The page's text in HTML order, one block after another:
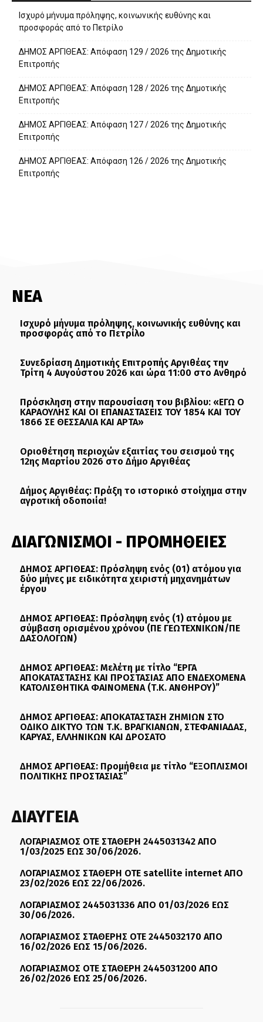
Ισχυρό μήνυμα πρόληψης, κοινωνικής ευθύνης και
προσφοράς από το Πετρίλο
ΔΗΜΟΣ ΑΡΓΙΘΕΑΣ: Απόφαση 129 / 2026 της Δημοτικής
Επιτροπής
ΔΗΜΟΣ ΑΡΓΙΘΕΑΣ: Απόφαση 128 / 2026 της Δημοτικής
Επιτροπής
ΔΗΜΟΣ ΑΡΓΙΘΕΑΣ: Απόφαση 127 / 2026 της Δημοτικής
Επιτροπής
ΔΗΜΟΣ ΑΡΓΙΘΕΑΣ: Απόφαση 126 / 2026 της Δημοτικής
Επιτροπής
ΝΕΑ
Ισχυρό μήνυμα πρόληψης, κοινωνικής ευθύνης και
προσφοράς από το Πετρίλο
Συνεδρίαση Δημοτικής Επιτροπής Αργιθέας την
Τρίτη 4 Αυγούστου 2026 και ώρα 11:00 στο Ανθηρό
Πρόσκληση στην παρουσίαση του βιβλίου: «ΕΓΩ Ο
ΚΑΡΑΟΥΛΗΣ ΚΑΙ ΟΙ ΕΠΑΝΑΣΤΑΣΕΙΣ ΤΟΥ 1854 ΚΑΙ ΤΟΥ
1866 ΣΕ ΘΕΣΣΑΛΙΑ ΚΑΙ ΑΡΤΑ»
Οριοθέτηση περιοχών εξαιτίας του σεισμού της
12ης Μαρτίου 2026 στο Δήμο Αργιθέας
Δήμος Αργιθέας: Πράξη το ιστορικό στοίχημα στην
αγροτική οδοποιία!
ΔΙΑΓΩΝΙΣΜΟΙ - ΠΡΟΜΗΘΕΙΕΣ
ΔΗΜΟΣ ΑΡΓΙΘΕΑΣ: Πρόσληψη ενός (01) ατόμου για
δύο μήνες με ειδικότητα χειριστή μηχανημάτων
έργου
ΔΗΜΟΣ ΑΡΓΙΘΕΑΣ: Πρόσληψη ενός (1) ατόμου με
σύμβαση ορισμένου χρόνου (ΠΕ ΓΕΩΤΕΧΝΙΚΩΝ/ΠΕ
ΔΑΣΟΛΟΓΩΝ)
ΔΗΜΟΣ ΑΡΓΙΘΕΑΣ: Μελέτη με τίτλο “ΕΡΓΑ
ΑΠΟΚΑΤΑΣΤΑΣΗΣ ΚΑΙ ΠΡΟΣΤΑΣΙΑΣ ΑΠΟ ΕΝΔΕΧΟΜΕΝΑ
ΚΑΤΟΛΙΣΘΗΤΙΚΑ ΦΑΙΝΟΜΕΝΑ (Τ.Κ. ΑΝΘΗΡΟΥ)”
ΔΗΜΟΣ ΑΡΓΙΘΕΑΣ: ΑΠΟΚΑΤΑΣΤΑΣΗ ΖΗΜΙΩΝ ΣΤΟ
ΟΔΙΚΟ ΔΙΚΤΥΟ ΤΩΝ Τ.Κ. ΒΡΑΓΚΙΑΝΩΝ, ΣΤΕΦΑΝΙΑΔΑΣ,
ΚΑΡΥΑΣ, ΕΛΛΗΝΙΚΩΝ ΚΑΙ ΔΡΟΣΑΤΟ
ΔΗΜΟΣ ΑΡΓΙΘΕΑΣ: Προμήθεια με τίτλο “ΕΞΟΠΛΙΣΜΟΙ
ΠΟΛΙΤΙΚΗΣ ΠΡΟΣΤΑΣΙΑΣ”
ΔΙΑΥΓΕΙΑ
ΛΟΓΑΡΙΑΣΜΟΣ ΟΤΕ ΣΤΑΘΕΡΗ 2445031342 ΑΠΟ
1/03/2025 ΕΩΣ 30/06/2026.
ΛΟΓΑΡΙΑΣΜΟΣ ΣΤΑΘΕΡΗ ΟΤΕ satellite internet ΑΠΟ
23/02/2026 ΕΩΣ 22/06/2026.
ΛΟΓΑΡΙΑΣΜΟΣ 2445031336 ΑΠΟ 01/03/2026 ΕΩΣ
30/06/2026.
ΛΟΓΑΡΙΑΣΜΟΣ ΣΤΑΘΕΡΗΣ ΟΤΕ 2445032170 ΑΠΟ
16/02/2026 ΕΩΣ 15/06/2026.
ΛΟΓΑΡΙΑΣΜΟΣ ΟΤΕ ΣΤΑΘΕΡΗ 2445031200 ΑΠΟ
26/02/2026 ΕΩΣ 25/06/2026.